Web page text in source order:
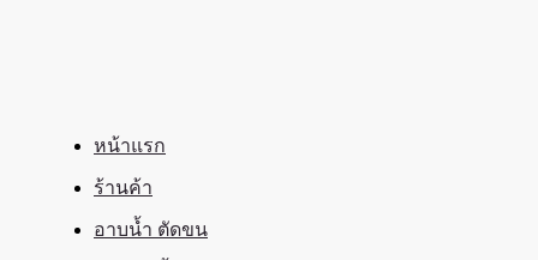
หน้าแรก
ร้านค้า
อาบน้ำ ตัดขน